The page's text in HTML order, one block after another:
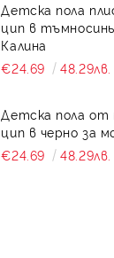
Детска пола
цип в
Калина
€24.69
48.29лв.
Детска пола от
цип в черно за
€24.69
48.29лв.